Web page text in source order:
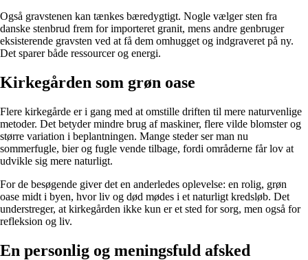
Også gravstenen kan tænkes bæredygtigt. Nogle vælger sten fra
danske stenbrud frem for importeret granit, mens andre genbruger
eksisterende gravsten ved at få dem omhugget og indgraveret på ny.
Det sparer både ressourcer og energi.
Kirkegården som grøn oase
Flere kirkegårde er i gang med at omstille driften til mere naturvenlige
metoder. Det betyder mindre brug af maskiner, flere vilde blomster og
større variation i beplantningen. Mange steder ser man nu
sommerfugle, bier og fugle vende tilbage, fordi områderne får lov at
udvikle sig mere naturligt.
For de besøgende giver det en anderledes oplevelse: en rolig, grøn
oase midt i byen, hvor liv og død mødes i et naturligt kredsløb. Det
understreger, at kirkegården ikke kun er et sted for sorg, men også for
refleksion og liv.
En personlig og meningsfuld afsked